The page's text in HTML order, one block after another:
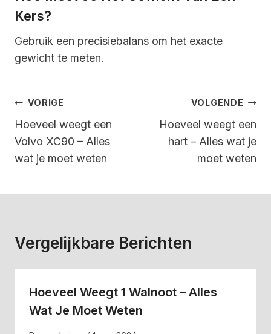
Kers?
Gebruik een precisiebalans om het exacte
gewicht te meten.
Bericht
Navigatie
VORIGE
Hoeveel weegt een
Volvo XC90 – Alles
wat je moet weten
VOLGENDE
Hoeveel weegt een
hart – Alles wat je
moet weten
Vergelijkbare Berichten
Hoeveel Weegt 1 Walnoot – Alles
Wat Je Moet Weten